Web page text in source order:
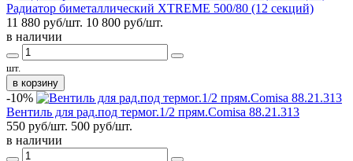
Радиатор биметаллический XTREME 500/80 (12 секций)
11 880 руб/шт. 10 800 руб/шт.
в наличии
шт.
в корзину
-10%
Вентиль для рад.под термог.1/2 прям.Comisa 88.21.313
550 руб/шт. 500 руб/шт.
в наличии